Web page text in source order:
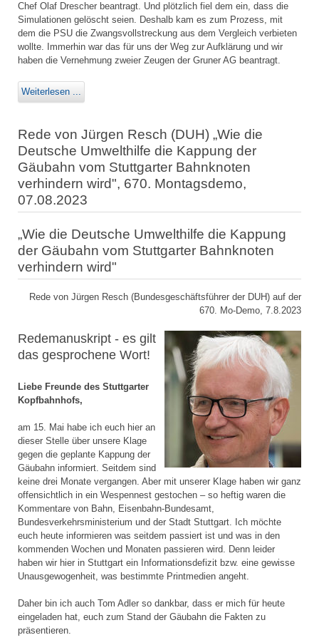
Chef Olaf Drescher beantragt. Und plötzlich fiel dem ein, dass die
Simulationen gelöscht seien. Deshalb kam es zum Prozess, mit
dem die PSU die Zwangsvollstreckung aus dem Vergleich verbieten
wollte. Immerhin war das für uns der Weg zur Aufklärung und wir
haben die Vernehmung zweier Zeugen der Gruner AG beantragt.
Weiterlesen ...
Rede von Jürgen Resch (DUH) „Wie die
Deutsche Umwelthilfe die Kappung der
Gäubahn vom Stuttgarter Bahnknoten
verhindern wird", 670. Montagsdemo,
07.08.2023
„Wie die Deutsche Umwelthilfe die Kappung
der Gäubahn vom Stuttgarter Bahnknoten
verhindern wird"
Rede von Jürgen Resch (Bundesgeschäftsführer der DUH) auf der
670. Mo-Demo, 7.8.2023
Redemanuskript - es gilt
das gesprochene Wort!
Liebe Freunde des Stuttgarter
Kopfbahnhofs,
am 15. Mai habe ich euch hier an
dieser Stelle über unsere Klage
gegen die geplante Kappung der
Gäubahn informiert. Seitdem sind
keine drei Monate vergangen. Aber mit unserer Klage haben wir ganz
offensichtlich in ein Wespennest gestochen – so heftig waren die
Kommentare von Bahn, Eisenbahn-Bundesamt,
Bundesverkehrsministerium und der Stadt Stuttgart. Ich möchte
euch heute informieren was seitdem passiert ist und was in den
kommenden Wochen und Monaten passieren wird. Denn leider
haben wir hier in Stuttgart ein Informationsdefizit bzw. eine gewisse
Unausgewogenheit, was bestimmte Printmedien angeht.
Daher bin ich auch Tom Adler so dankbar, dass er mich für heute
eingeladen hat, euch zum Stand der Gäubahn die Fakten zu
präsentieren.